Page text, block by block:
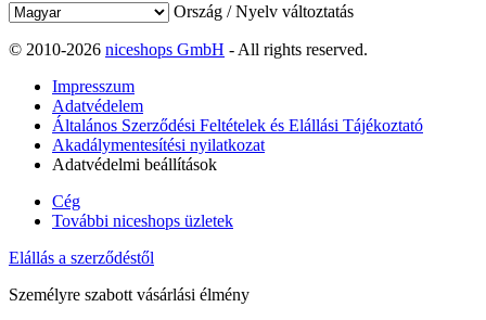
Ország / Nyelv változtatás
© 2010-2026 niceshops GmbH - All rights reserved.
Impresszum
Adatvédelem
Általános Szerződési Feltételek és Elállási Tájékoztató
Akadálymentesítési nyilatkozat
Adatvédelmi beállítások
Cég
További niceshops üzletek
Elállás a szerződéstől
Személyre szabott vásárlási élmény